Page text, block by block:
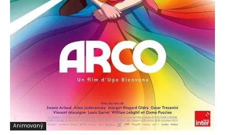
Animovaný